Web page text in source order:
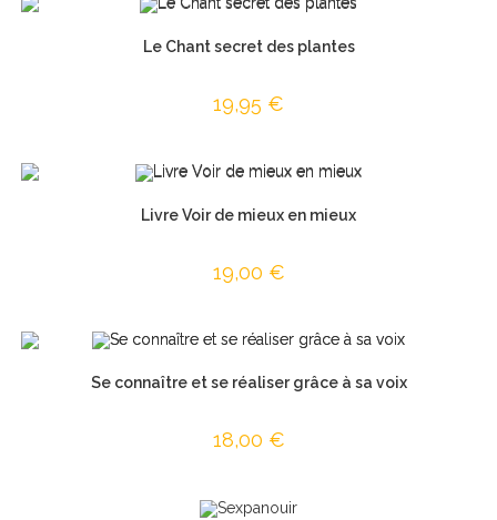
Le Chant secret des plantes
19,95 €
Livre Voir de mieux en mieux
19,00 €
Se connaître et se réaliser grâce à sa voix
18,00 €